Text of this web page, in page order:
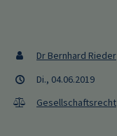
Dr Bernhard Rieder
Di., 04.06.2019
Gesellschaftsrecht